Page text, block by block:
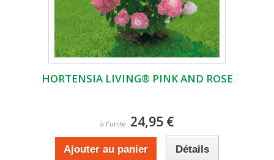
HORTENSIA LIVING® PINK AND ROSE
à l'unité 24,95 €
Ajouter au panier Détails